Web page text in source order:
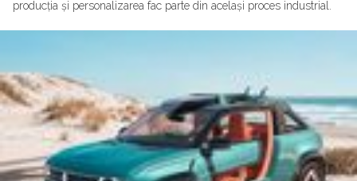
producția și personalizarea fac parte din același proces industrial.